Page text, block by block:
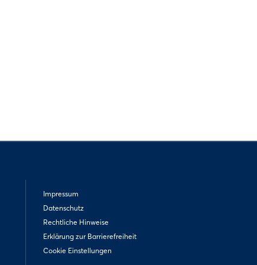
Impressum
Datenschutz
Rechtliche Hinweise
Erklärung zur Barrierefreiheit
Cookie Einstellungen